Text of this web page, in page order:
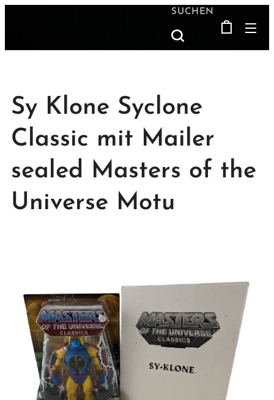
SUCHEN
Sy Klone Syclone
Classic mit Mailer
sealed Masters of the
Universe Motu